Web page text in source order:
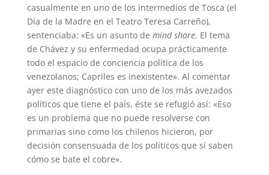
casualmente en uno de los intermedios de Tosca (el
Día de la Madre en el Teatro Teresa Carreño),
sentenciaba: «Es un asunto de mind share. El tema
de Chávez y su enfermedad ocupa prácticamente
todo el espacio de conciencia política de los
venezolanos; Capriles es inexistente». Al comentar
ayer este diagnóstico con uno de los más avezados
políticos que tiene el país, éste se refugió así: «Eso
es un problema que no puede resolverse con
primarias sino como los chilenos hicieron, por
decisión consensuada de los políticos que sí saben
cómo se bate el cobre».